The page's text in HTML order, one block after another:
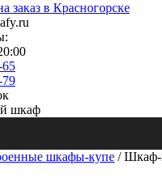
заказ в Красногорске
65
79
шкаф
шкафы-купе / Шкаф-